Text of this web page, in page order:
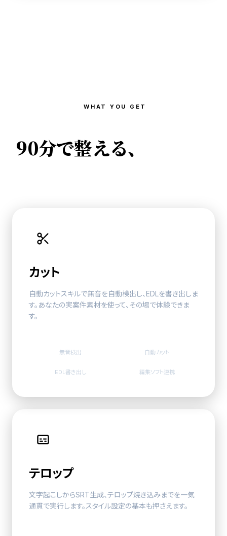
WHAT YOU GET
90分で整える、
カット
自動カットスキルで無音を自動検出し、EDLを書き出しま
す。あなたの実案件素材を使って、その場で体験できま
す。
無音検出 自動カット
EDL書き出し 編集ソフト連携
テロップ
文字起こしからSRT生成、テロップ焼き込みまでを一気
通貫で実行します。スタイル設定の基本も押さえます。